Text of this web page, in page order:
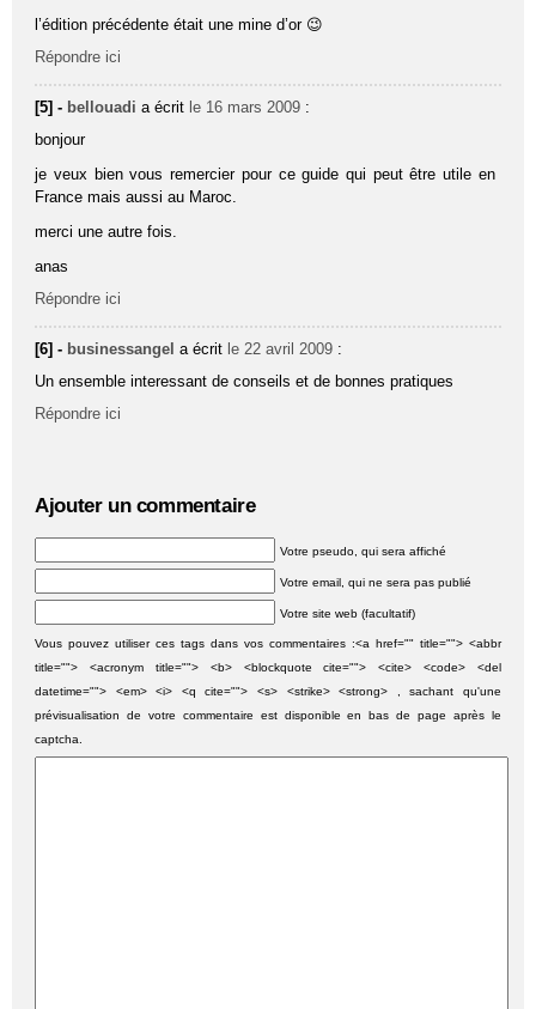
l’édition précédente était une mine d’or 😉
Répondre ici
[5] - bellouadi a écrit le 16 mars 2009 :
bonjour
je veux bien vous remercier pour ce guide qui peut être utile en
France mais aussi au Maroc.
merci une autre fois.
anas
Répondre ici
[6] - businessangel a écrit le 22 avril 2009 :
Un ensemble interessant de conseils et de bonnes pratiques
Répondre ici
Ajouter un commentaire
Votre pseudo, qui sera affiché
Votre email, qui ne sera pas publié
Votre site web (facultatif)
Vous pouvez utiliser ces tags dans vos commentaires :<a href="" title=""> <abbr
title=""> <acronym title=""> <b> <blockquote cite=""> <cite> <code> <del
datetime=""> <em> <i> <q cite=""> <s> <strike> <strong> , sachant qu'une
prévisualisation de votre commentaire est disponible en bas de page après le
captcha.